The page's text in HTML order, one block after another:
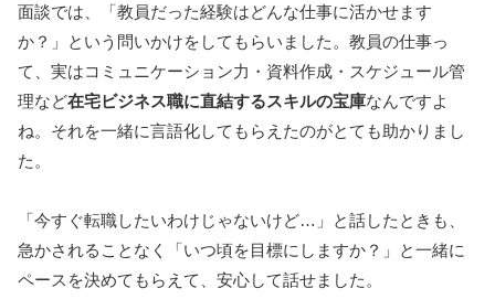
面談では、「教員だった経験はどんな仕事に活かせます
か？」という問いかけをしてもらいました。教員の仕事っ
て、実はコミュニケーション力・資料作成・スケジュール管
理など在宅ビジネス職に直結するスキルの宝庫なんですよ
ね。それを一緒に言語化してもらえたのがとても助かりまし
た。
「今すぐ転職したいわけじゃないけど…」と話したときも、
急かされることなく「いつ頃を目標にしますか？」と一緒に
ペースを決めてもらえて、安心して話せました。